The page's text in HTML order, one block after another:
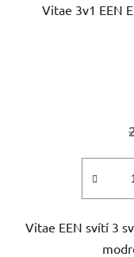
Vitae 3v1 EEN
Vitae EEN svítí 3